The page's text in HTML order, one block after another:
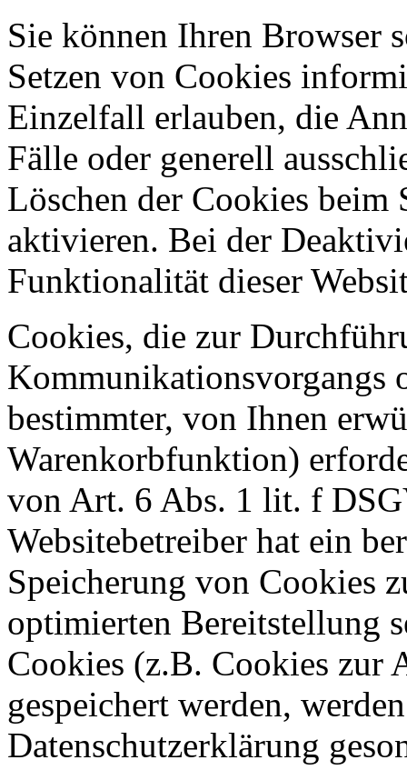
Sie können Ihren Browser
Setzen von Cookies
Einzelfall erlauben, die
Fälle oder generell
Löschen der Cookies beim
aktivieren. Bei der
Funktionalität dieser
Cookies, die zur
Kommunikationsvorgangs
bestimmter, von Ihnen
Warenkorbfunktion)
von Art. 6 Abs. 1 lit. f
Websitebetreiber hat ein
Speicherung von Cookies
optimierten Bereitstellung
Cookies (z.B. Cookies zur
gespeichert werden,
Datenschutzerklärung